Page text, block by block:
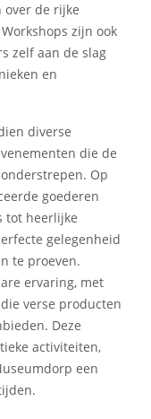
over de rijke
zijn ook
zelf aan de slag
en
diverse
die de
Op
goederen
tot heerlijke
gelegenheid
te proeven.
ervaring, met
verse producten
Deze
activiteiten,
een